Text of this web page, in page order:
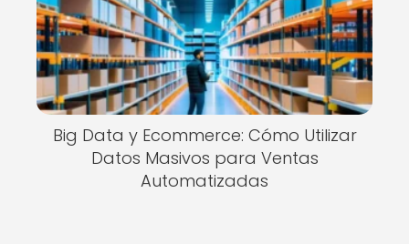
Big Data y Ecommerce: Cómo Utilizar
Datos Masivos para Ventas
Automatizadas